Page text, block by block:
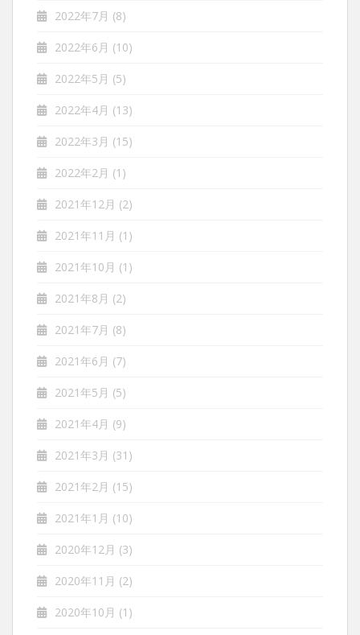
2022年7月 (8)
2022年6月 (10)
2022年5月 (5)
2022年4月 (13)
2022年3月 (15)
2022年2月 (1)
2021年12月 (2)
2021年11月 (1)
2021年10月 (1)
2021年8月 (2)
2021年7月 (8)
2021年6月 (7)
2021年5月 (5)
2021年4月 (9)
2021年3月 (31)
2021年2月 (15)
2021年1月 (10)
2020年12月 (3)
2020年11月 (2)
2020年10月 (1)